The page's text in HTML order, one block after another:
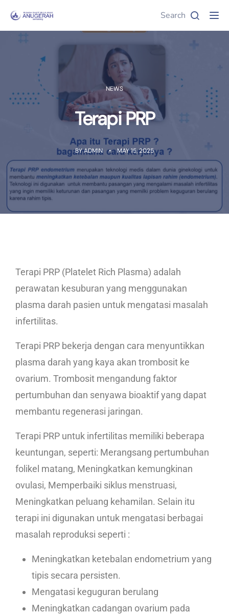
Search
NEWS
Terapi PRP
BYADMIN MAY 15, 2025
Terapi PRP (Platelet Rich Plasma) adalah
perawatan kesuburan yang menggunakan
plasma darah pasien untuk mengatasi masalah
infertilitas.
Terapi PRP bekerja dengan cara menyuntikkan
plasma darah yang kaya akan trombosit ke
ovarium. Trombosit mengandung faktor
pertumbuhan dan senyawa bioaktif yang dapat
membantu regenerasi jaringan.
Terapi PRP untuk infertilitas memiliki beberapa
keuntungan, seperti: Merangsang pertumbuhan
folikel matang, Meningkatkan kemungkinan
ovulasi, Memperbaiki siklus menstruasi,
Meningkatkan peluang kehamilan. Selain itu
terapi ini digunakan untuk mengatasi berbagai
masalah reproduksi seperti :
Meningkatkan ketebalan endometrium yang
tipis secara persisten.
Mengatasi keguguran berulang
Meningkatkan cadangan ovarium pada